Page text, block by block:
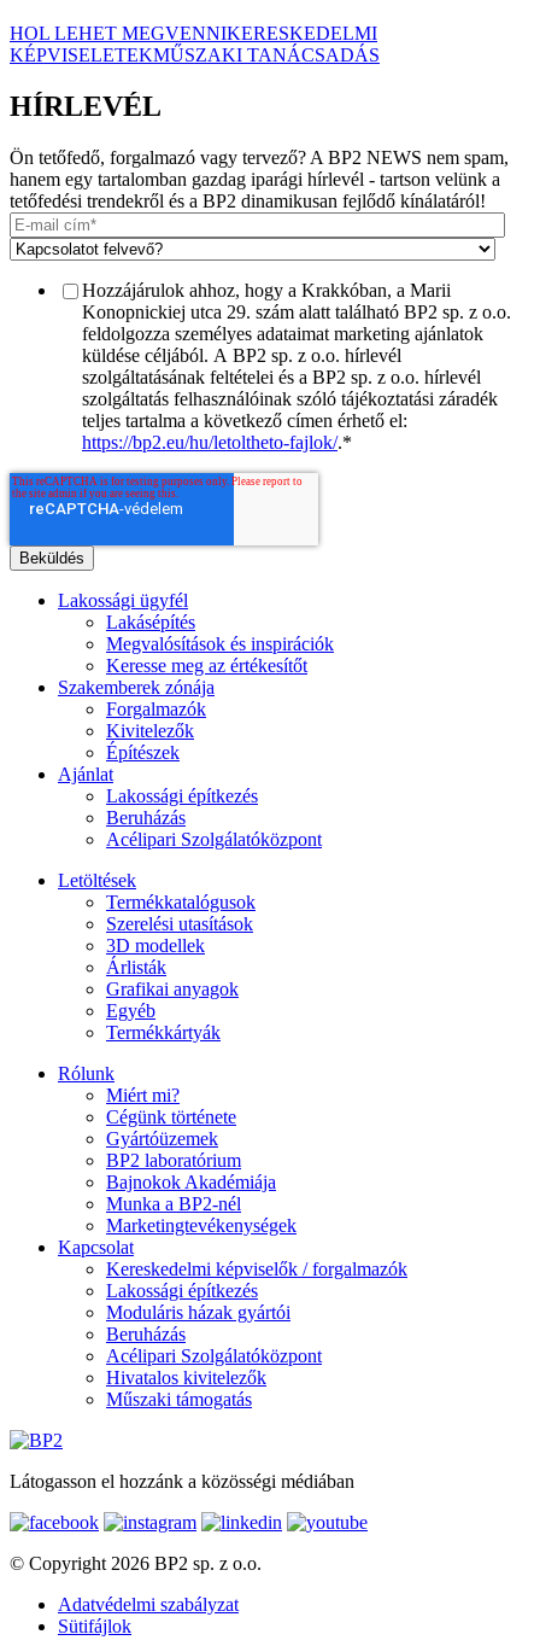
HOL LEHET MEGVENNIKERESKEDELMI
KÉPVISELETEKMŰSZAKI TANÁCSADÁS
HÍRLEVÉL
Ön tetőfedő, forgalmazó vagy tervező? A BP2 NEWS nem spam,
hanem egy tartalomban gazdag iparági hírlevél - tartson velünk a
tetőfedési trendekről és a BP2 dinamikusan fejlődő kínálatáról!
Hozzájárulok ahhoz, hogy a Krakkóban, a Marii
Konopnickiej utca 29. szám alatt található BP2 sp. z o.o.
feldolgozza személyes adataimat marketing ajánlatok
küldése céljából. A BP2 sp. z o.o. hírlevél
szolgáltatásának feltételei és a BP2 sp. z o.o. hírlevél
szolgáltatás felhasználóinak szóló tájékoztatási záradék
teljes tartalma a következő címen érhető el:
https://bp2.eu/hu/letoltheto-fajlok/.*
Lakossági ügyfél
Lakásépítés
Megvalósítások és inspirációk
Keresse meg az értékesítőt
Szakemberek zónája
Forgalmazók
Kivitelezők
Építészek
Ajánlat
Lakossági építkezés
Beruházás
Acélipari Szolgálatóközpont
Letöltések
Termékkatalógusok
Szerelési utasítások
3D modellek
Árlisták
Grafikai anyagok
Egyéb
Termékkártyák
Rólunk
Miért mi?
Cégünk története
Gyártóüzemek
BP2 laboratórium
Bajnokok Akadémiája
Munka a BP2-nél
Marketingtevékenységek
Kapcsolat
Kereskedelmi képviselők / forgalmazók
Lakossági építkezés
Moduláris házak gyártói
Beruházás
Acélipari Szolgálatóközpont
Hivatalos kivitelezők
Műszaki támogatás
Látogasson el hozzánk a közösségi médiában
© Copyright 2026 BP2 sp. z o.o.
Adatvédelmi szabályzat
Sütifájlok